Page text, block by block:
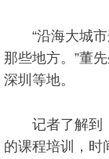
“沿海大城市
那些地方。”董
深圳等地。
记者了解到，
的课程培训，时